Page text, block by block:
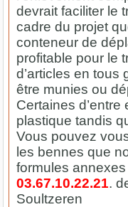
devrait faciliter le
cadre du projet
conteneur de
profitable pour le
d’articles en
être munies ou
Certaines
plastique tandis
Vous pouvez
les bennes que
formules
03.67.10.22.21.
Soultzeren